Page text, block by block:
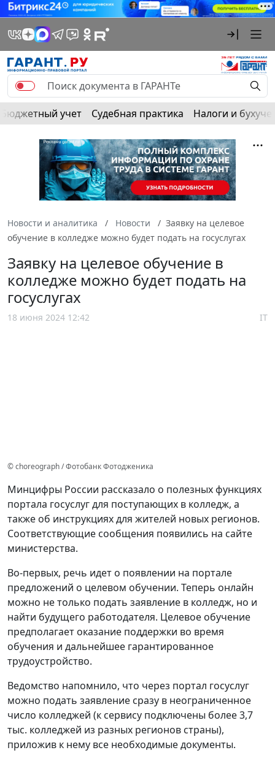
Бюджетный учет Судебная практика Налоги и
Новости и аналитика Новости
Заявку на целевое
обучение в колледже можно будет подать на госуслугах
Заявку на целевое обучение в
колледже можно будет подать на
госуслугах
18 июня 2024 12:42 IT
© choreograph / Фотобанк Фотодженика
Минцифры России рассказало о полезных функциях
портала госуслуг для поступающих в колледж, а
также об инструкциях для жителей новых регионов.
Соответствующие сообщения появились на сайте
министерства.
Во-первых, речь идет о появлении на портале
предложений о целевом обучении. Теперь онлайн
можно не только подать заявление в колледж, но и
найти будущего работодателя. Целевое обучение
предполагает оказание поддержки во время
обучения и дальнейшее гарантированное
трудоустройство.
Ведомство напомнило, что через портал госуслуг
можно подать заявление сразу в неограниченное
число колледжей (к сервису подключены более 3,7
тыс. колледжей из разных регионов страны),
приложив к нему все необходимые документы.